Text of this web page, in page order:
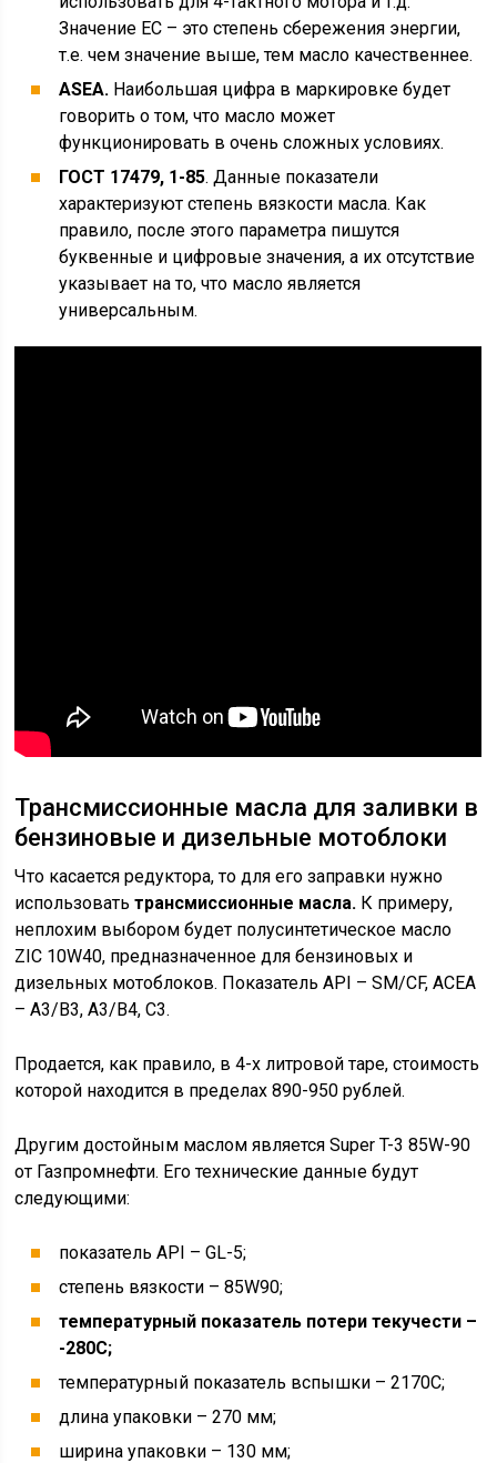
Значение EC – это степень сбережения энергии,
т.е. чем значение выше, тем масло качественнее.
ASEA. Наибольшая цифра в маркировке будет
говорить о том, что масло может
функционировать в очень сложных условиях.
ГОСТ 17479, 1-85. Данные показатели
характеризуют степень вязкости масла. Как
правило, после этого параметра пишутся
буквенные и цифровые значения, а их отсутствие
указывает на то, что масло является
универсальным.
Трансмиссионные масла для заливки в
бензиновые и дизельные мотоблоки
Что касается редуктора, то для его заправки нужно
использоватьтрансмиссионные масла. К примеру,
неплохим выбором будет полусинтетическое масло
ZIC 10W40, предназначенное для бензиновых и
дизельных мотоблоков. Показатель API – SM/CF, ACEA
– A3/B3, A3/B4, C3.
Продается, как правило, в 4-х литровой таре, стоимость
которой находится в пределах 890-950 рублей.
Другим достойным маслом является Super T-3 85W-90
от Газпромнефти. Его технические данные будут
следующими:
показатель API – GL-5;
степень вязкости – 85W90;
температурный показатель потери текучести –
-280C;
температурный показатель вспышки – 2170C;
длина упаковки – 270 мм;
ширина упаковки – 130 мм;